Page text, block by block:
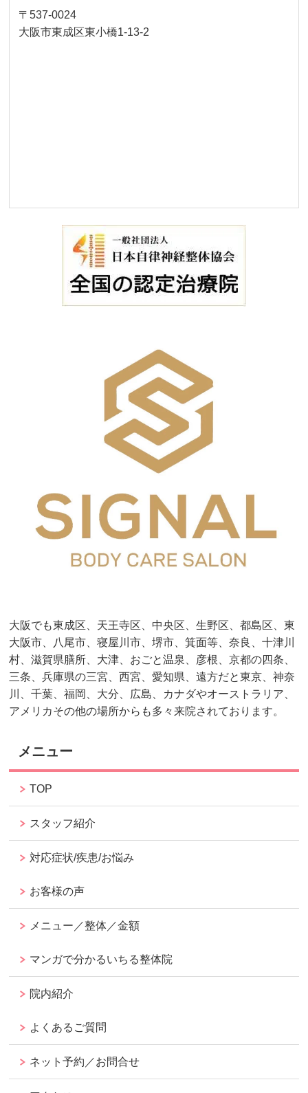
〒537-0024
大阪市東成区東小橋1-13-2
大阪でも東成区、天王寺区、中央区、生野区、都島区、東
大阪市、八尾市、寝屋川市、堺市、箕面等、奈良、十津川
村、滋賀県膳所、大津、おごと温泉、彦根、京都の四条、
三条、兵庫県の三宮、西宮、愛知県、遠方だと東京、神奈
川、千葉、福岡、大分、広島、カナダやオーストラリア、
アメリカその他の場所からも多々来院されております。
メニュー
TOP
スタッフ紹介
対応症状/疾患/お悩み
お客様の声
メニュー／整体／金額
マンガで分かるいちる整体院
院内紹介
よくあるご質問
ネット予約／お問合せ